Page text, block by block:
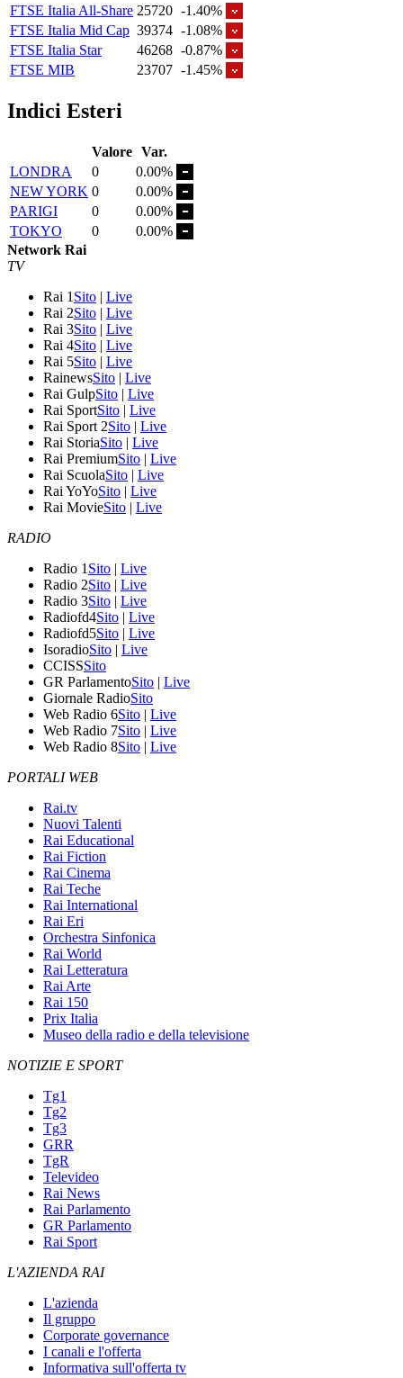
FTSE Italia All-Share 25720 -1.40%
FTSE Italia Mid Cap 39374 -1.08%
FTSE Italia Star
46268 -0.87%
FTSE MIB
23707 -1.45%
Indici Esteri
Valore Var.
LONDRA
0
0.00%
NEW YORK 0
0.00%
PARIGI
0
0.00%
TOKYO
0
0.00%
Network Rai
TV
Rai 1 Sito | Live
Rai 2Sito | Live
Rai 3Sito | Live
Rai 4Sito | Live
Rai 5Sito | Live
RainewsSito | Live
Rai GulpSito | Live
Rai SportSito | Live
Rai Sport 2Sito | Live
Rai StoriaSito | Live
Rai PremiumSito | Live
Rai ScuolaSito | Live
Rai YoYoSito | Live
Rai MovieSito | Live
RADIO
Radio 1 Sito | Live
Radio 2Sito | Live
Radio 3Sito | Live
Radiofd4Sito | Live
Radiofd5Sito | Live
IsoradioSito | Live
CCISSSito
GR ParlamentoSito | Live
Giornale RadioSito
Web Radio 6Sito | Live
Web Radio 7Sito | Live
Web Radio 8Sito | Live
PORTALI WEB
Rai.tv
Nuovi Talenti
Rai Educational
Rai Fiction
Rai Cinema
Rai Teche
Rai International
Rai Eri
Orchestra Sinfonica
Rai World
Rai Letteratura
Rai Arte
Rai 150
Prix Italia
Museo della radio e della televisione
NOTIZIE E SPORT
Tg1
Tg2
Tg3
GRR
TgR
Televideo
Rai News
Rai Parlamento
GR Parlamento
Rai Sport
L'AZIENDA RAI
L'azienda
Il gruppo
Corporate governance
I canali e l'offerta
Informativa sull'offerta tv